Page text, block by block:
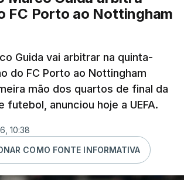
FC Porto ao Nottingham
Guida vai arbitrar na quinta-
do FC Porto ao Nottingham
mão dos quartos de final da
futebol, anunciou hoje a UEFA.
10:38
COMO FONTE INFORMATIVA